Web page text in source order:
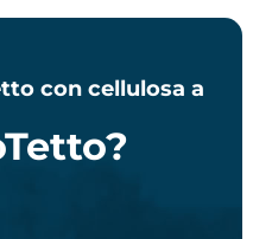
con cellulosa a